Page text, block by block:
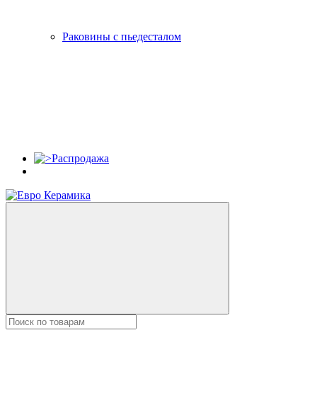
Раковины с пьедесталом
Распродажа